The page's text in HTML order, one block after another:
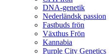
DNA-genetik
Nederländsk passion
Fastbuds frön
Växthus Frön
Kannabia
Purple City Genetics